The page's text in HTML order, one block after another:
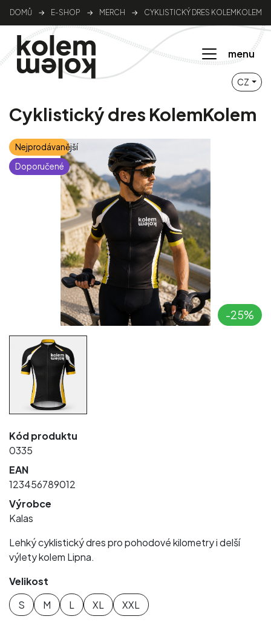
DOMŮ → E-SHOP → MERCH → CYKLISTICKÝ DRES KOLEMKOLEM
menu
CZ
Cyklistický dres KolemKolem
Nejprodávanější
Doporučené
-25%
Kód produktu
0335
EAN
123456789012
Výrobce
Kalas
Lehký cyklistický dres pro pohodové kilometry i delší
výlety kolem Lipna.
Velikost
S
M L XL XXL